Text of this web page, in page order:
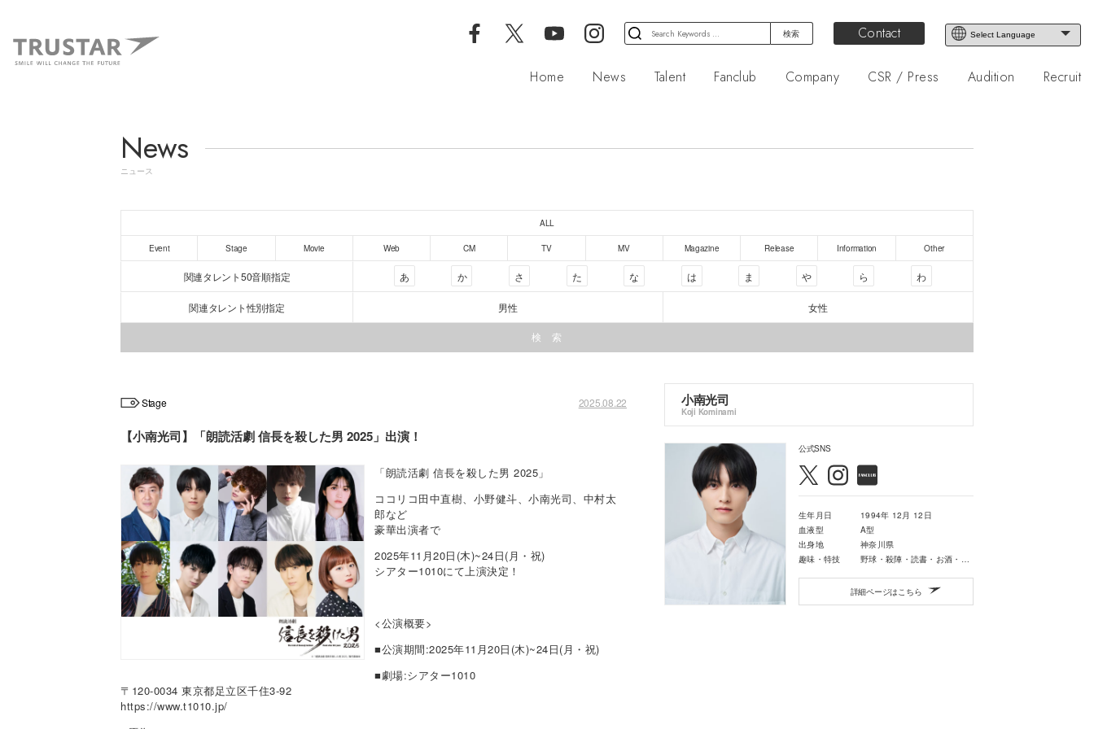
検
索
象:
Contact
Home News Talent Fanclub Company CSR / Press Audition Recruit
News
ニュース
ALL
Event Stage Movie Web CM TV MV Magazine Release Information Other
関連タレント50音順指定 あ か さ た な は ま や ら わ
関連タレント性別指定 男性 女性
Stage 2025.08.22
【小南光司】「朗読活劇 信長を殺した男 2025」出演！
「朗読活劇 信長を殺した男 2025」
ココリコ田中直樹、小野健斗、小南光司、中村太
郎など
豪華出演者で
2025年11月20日(木)~24日(月・祝)
シアター1010にて上演決定！
<公演概要>
■公演期間:2025年11月20日(木)~24日(月・祝)
■劇場:シアター1010
〒120-0034 東京都足立区千住3-92
https://www.t1010.jp/
小南光司
Koji Kominami
公式SNS
生年月日
1994年 12月 12日
血液型
A型
出身地
神奈川県
趣味・特技
野球・殺陣・読書・お酒・料理・掃除・アニメ・ゲーム
詳細ページはこちら